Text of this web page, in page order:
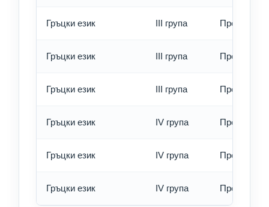
Гръцки език III група Превод -
Гръцки език III група Превод -
Гръцки език III група Превод -
Гръцки език IV група Превод -
Гръцки език IV група Превод -
Гръцки език IV група Превод -